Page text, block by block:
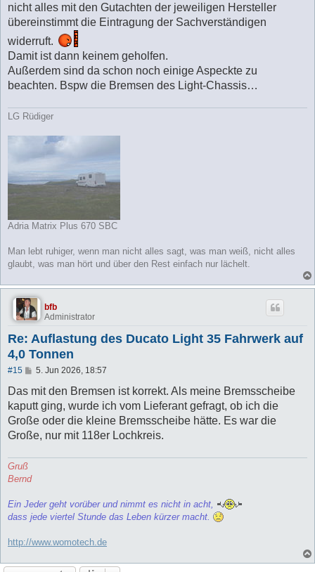
nicht alles mit den Gutachten der jeweiligen Hersteller
übereinstimmt die Eintragung der Sachverständigen
widerruft.
Damit ist dann keinem geholfen.
Außerdem sind da schon noch einige Aspeckte zu
beachten. Bspw die Bremsen des Light-Chassis…
LG Rüdiger
Adria Matrix Plus 670 SBC
Man lebt ruhiger, wenn man nicht alles sagt, was man weiß, nicht alles
glaubt, was man hört und über den Rest einfach nur lächelt.
bfb
Administrator
Re: Auflastung des Ducato Light 35 Fahrwerk auf
4,0 Tonnen
#15
B
i
r
a
5. Jun 2026, 18:57
Das mit den Bremsen ist korrekt. Als meine Bremsscheibe
kaputt ging, wurde ich vom Lieferant gefragt, ob ich die
Große oder die kleine Bremsscheibe hätte. Es war die
Große, nur mit 118er Lochkreis.
Gruß
Bernd
Ein Jeder geht vorüber und nimmt es nicht in acht,
dass jede viertel Stunde das Leben kürzer macht.
http://www.womotech.de